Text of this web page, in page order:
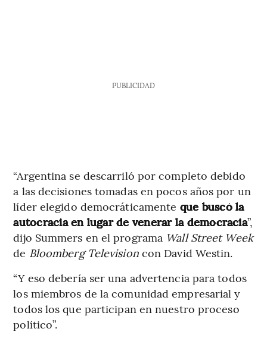
PUBLICIDAD
“Argentina se descarriló por completo debido
a las decisiones tomadas en pocos años por un
líder elegido democráticamente que buscó la
autocracia en lugar de venerar la democracia”,
dijo Summers en el programa Wall Street Week
de Bloomberg Televisioncon David Westin.
“Y eso debería ser una advertencia para todos
los miembros de la comunidad empresarial y
todos los que participan en nuestro proceso
político”.